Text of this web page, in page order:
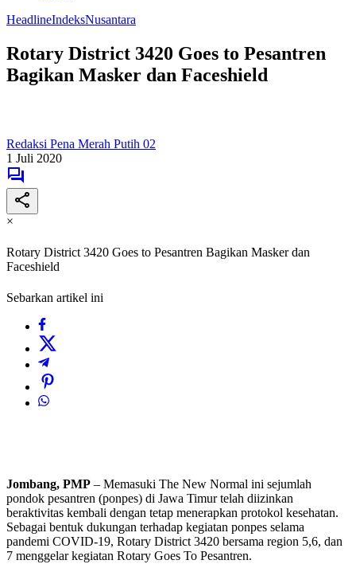
HeadlineIndeksNusantara
Rotary District 3420 Goes to Pesantren
Bagikan Masker dan Faceshield
Redaksi Pena Merah Putih 02
1 Juli 2020
×
Rotary District 3420 Goes to Pesantren Bagikan Masker dan
Faceshield
Sebarkan artikel ini
Jombang, PMP – Memasuki The New Normal ini sejumlah
pondok pesantren (ponpes) di Jawa Timur telah diizinkan
beraktivitas kembali dengan tetap menerapkan protokol kesehatan.
Sebagai bentuk dukungan terhadap kegiatan ponpes selama
pandemi COVID-19, Rotary District 3420 bersama region 5,6, dan
7 menggelar kegiatan Rotary Goes To Pesantren.